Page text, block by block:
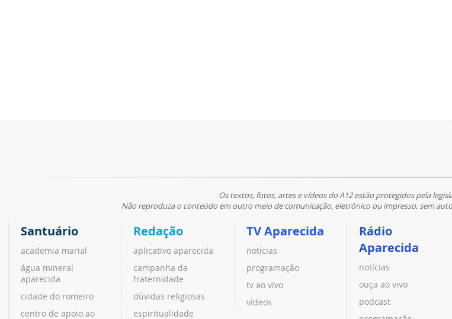
Os textos, fotos, artes e vídeos do A12 estão protegidos pela
Não reproduza o conteúdo em outro meio de comunicação, eletrônico ou impresso, sem
Santuário
academia marial
água mineral
aparecida
cidade do romeiro
centro de apoio ao
Redação
aplicativo aparecida
campanha da
fraternidade
dúvidas religiosas
espiritualidade
TV Aparecida
notícias
programação
tv ao vivo
vídeos
Rádio
Aparecida
notícias
ouça ao vivo
podcast